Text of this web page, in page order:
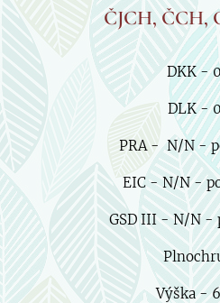
ČJCH, ČCH,
DKK -
DLK -
PRA - N/N -
EIC - N/N -
GSD III - N/N -
Výška -